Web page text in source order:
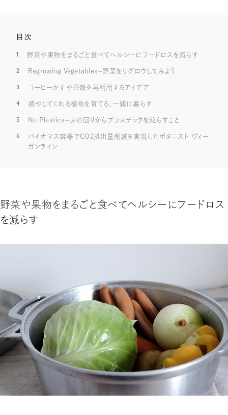
目次
1 野菜や果物をまるごと食べてヘルシーにフードロスを減らす
2 Regrowing Vegetables〜野菜をリグロウしてみよう
3 コーヒーかすや茶殻を再利用するアイデア
4 癒やしてくれる植物を育てる、一緒に暮らす
5 No Plastics〜身の回りからプラスチックを減らすこと
6
バイオマス容器でCO2排出量削減を実現したボタニスト ヴィー
ガンライン
野菜や果物をまるごと食べてヘルシーにフードロス
を減らす